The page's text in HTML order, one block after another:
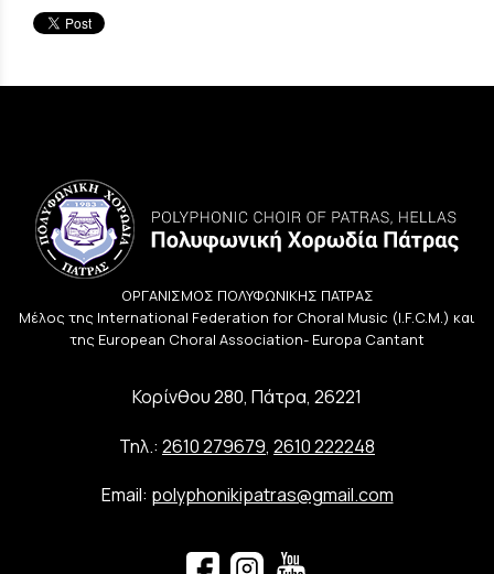
ΟΡΓΑΝΙΣΜΟΣ ΠΟΛΥΦΩΝΙΚΗΣ ΠΑΤΡΑΣ
Μέλος της International Federation for Choral Music (I.F.C.M.) και
της European Choral Association- Europa Cantant
Κορίνθου 280, Πάτρα, 26221
Τηλ.: 2610 279679, 2610 222248
Email: polyphonikipatras@gmail.com